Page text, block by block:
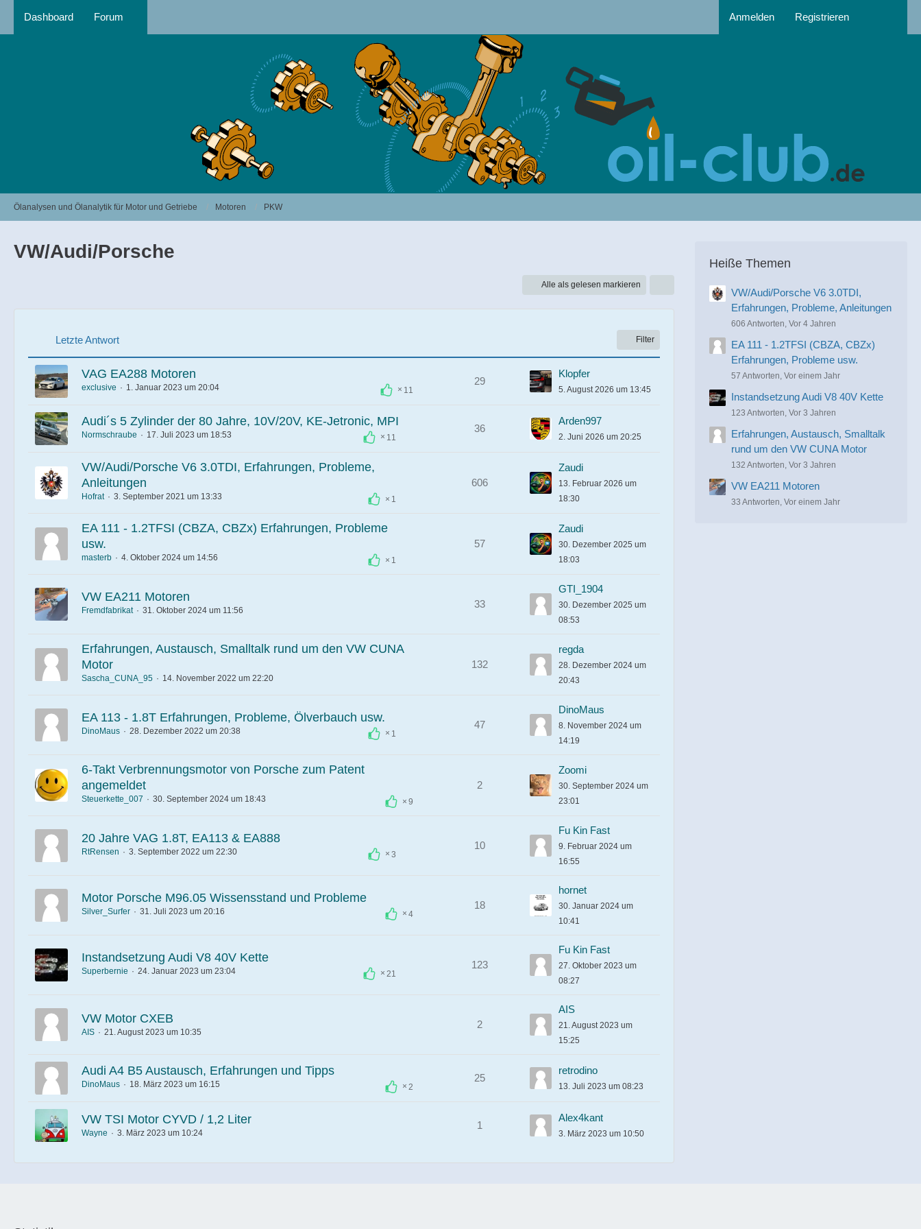
Dashboard Forum Anmelden Registrieren
Ölanalysen und Ölanalytik für Motor und Getriebe Motoren PKW
VW/Audi/Porsche
Alle als gelesen markieren
Letzte Antwort Filter
VAG EA288 Motoren
11
exclusive 1. Januar 2023 um 20:04
29
Klopfer
5. August 2026 um 13:45
Audi´s 5 Zylinder der 80 Jahre, 10V/20V, KE-Jetronic, MPI
11
Normschraube 17. Juli 2023 um 18:53
36
Arden997
2. Juni 2026 um 20:25
VW/Audi/Porsche V6 3.0TDI, Erfahrungen, Probleme,
Anleitungen
1
Hofrat 3. September 2021 um 13:33
606
Zaudi
13. Februar 2026 um
18:30
EA 111 - 1.2TFSI (CBZA, CBZx) Erfahrungen, Probleme
usw.
1
masterb 4. Oktober 2024 um 14:56
57
Zaudi
30. Dezember 2025 um
18:03
VW EA211 Motoren
Fremdfabrikat 31. Oktober 2024 um 11:56
33
GTI_1904
30. Dezember 2025 um
08:53
Erfahrungen, Austausch, Smalltalk rund um den VW CUNA
Motor
Sascha_CUNA_95 14. November 2022 um 22:20
132
regda
28. Dezember 2024 um
20:43
EA 113 - 1.8T Erfahrungen, Probleme, Ölverbauch usw.
1
DinoMaus 28. Dezember 2022 um 20:38
47
DinoMaus
8. November 2024 um
14:19
6-Takt Verbrennungsmotor von Porsche zum Patent
angemeldet
9
Steuerkette_007 30. September 2024 um 18:43
2
Zoomi
30. September 2024 um
23:01
20 Jahre VAG 1.8T, EA113 & EA888
3
RtRensen 3. September 2022 um 22:30
10
Fu Kin Fast
9. Februar 2024 um
16:55
Motor Porsche M96.05 Wissensstand und Probleme
4
Silver_Surfer 31. Juli 2023 um 20:16
18
hornet
30. Januar 2024 um
10:41
Instandsetzung Audi V8 40V Kette
21
Superbernie 24. Januar 2023 um 23:04
123
Fu Kin Fast
27. Oktober 2023 um
08:27
VW Motor CXEB
AIS 21. August 2023 um 10:35
2
AIS
21. August 2023 um
15:25
Audi A4 B5 Austausch, Erfahrungen und Tipps
2
DinoMaus 18. März 2023 um 16:15
25
retrodino
13. Juli 2023 um 08:23
VW TSI Motor CYVD / 1,2 Liter
Wayne 3. März 2023 um 10:24
1
Alex4kant
3. März 2023 um 10:50
Heiße Themen
VW/Audi/Porsche V6 3.0TDI,
Erfahrungen, Probleme, Anleitungen
606 Antworten, Vor 4 Jahren
EA 111 - 1.2TFSI (CBZA, CBZx)
Erfahrungen, Probleme usw.
57 Antworten, Vor einem Jahr
Instandsetzung Audi V8 40V Kette
123 Antworten, Vor 3 Jahren
Erfahrungen, Austausch, Smalltalk
rund um den VW CUNA Motor
132 Antworten, Vor 3 Jahren
VW EA211 Motoren
33 Antworten, Vor einem Jahr